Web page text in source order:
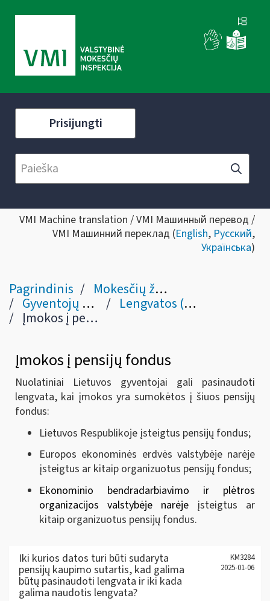
Prisijungti
VMI Machine translation / VMI Машинный перевод /
VMI Машинний переклад (English, Русский,
Українська)
Pagrindinis Mokesčių žinynas
Gyventojų pajamų mokestis Lengvatos (išlaidos kurias galima atimti iš pajamų) (21 str.)
Įmokos į pensijų fondus
Įmokos į pensijų fondus
Nuolatiniai Lietuvos gyventojai gali pasinaudoti
lengvata, kai įmokos yra sumokėtos į šiuos pensijų
fondus:
Lietuvos Respublikoje įsteigtus pensijų fondus;
Europos ekonominės erdvės valstybėje narėje
įsteigtus ar kitaip organizuotus pensijų fondus;
Ekonominio bendradarbiavimo ir plėtros
organizacijos valstybėje narėje įsteigtus ar
kitaip organizuotus pensijų fondus.
Iki kurios datos turi būti sudaryta
pensijų kaupimo sutartis, kad galima
būtų pasinaudoti lengvata ir iki kada
galima naudotis lengvata?
KM3284
2025-01-06